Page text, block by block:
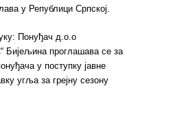
у Републици Српској.
Понуђач д.о.о
Бијељина проглашава се за
у поступку јавне
угља за грејну сезону